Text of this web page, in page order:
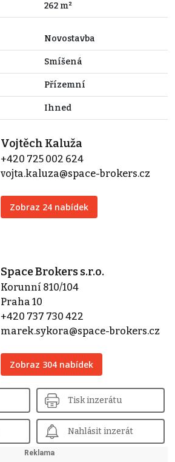
262 m²
Novostavba
Smíšená
Přízemní
Ihned
Vojtěch Kaluža
+420 725 002 624
vojta.kaluza@space-brokers.cz
Zobraz 24 nabídek
Space Brokers s.r.o.
Korunní 810/104
Praha 10
+420 737 730 422
marek.sykora@space-brokers.cz
Zobraz 304 nabídek
Tisk inzerátu
Nahlásit inzerát